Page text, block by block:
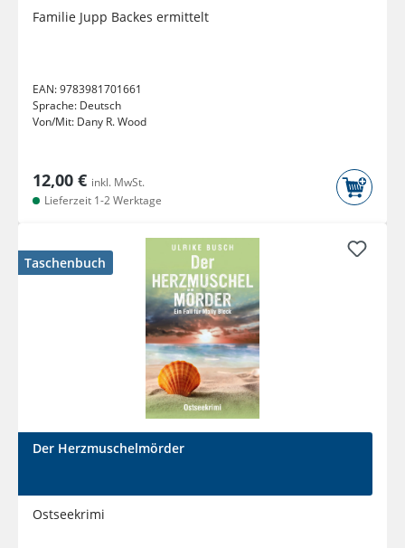
Familie Jupp Backes ermittelt
EAN:9783981701661
Sprache: Deutsch
Von/Mit: Dany R. Wood
12,00 € inkl. MwSt.
Lieferzeit 1-2 Werktage
Taschenbuch
Der Herzmuschelmörder
Ostseekrimi